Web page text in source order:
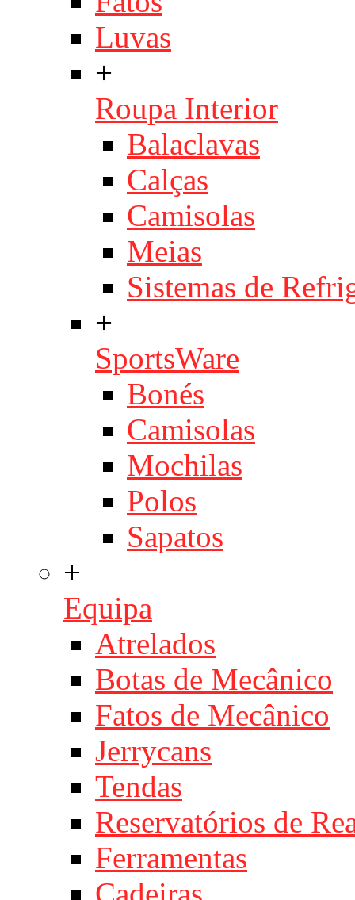
Luvas
+
Roupa Interior
Balaclavas
Calças
Camisolas
Meias
Sistemas de
+
SportsWare
Bonés
Camisolas
Mochilas
Polos
Sapatos
+
Equipa
Atrelados
Botas de Mecânico
Fatos de Mecânico
Jerrycans
Tendas
Reservatórios de
Ferramentas